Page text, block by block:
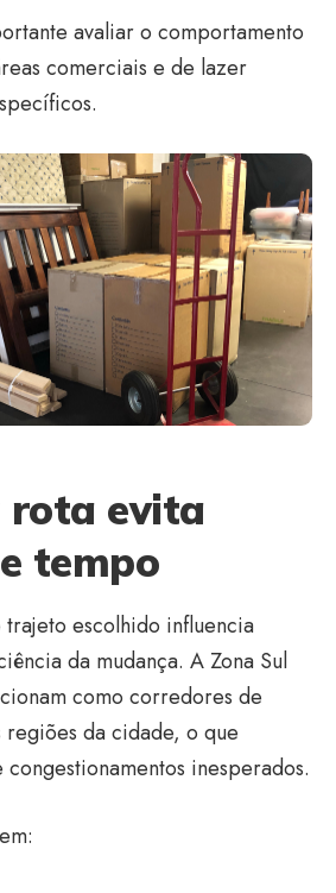
avaliar o comportamento
comerciais e de lazer
rota evita
tempo
escolhido influencia
da mudança. A Zona Sul
como corredores de
regiões da cidade, o que
inesperados.